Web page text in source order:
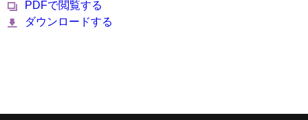
PDFで閲覧する
ダウンロードする